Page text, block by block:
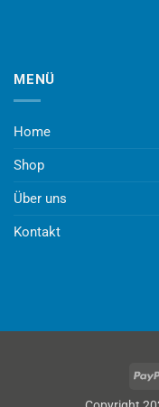
MENÜ
Home
Shop
Über uns
Kontakt